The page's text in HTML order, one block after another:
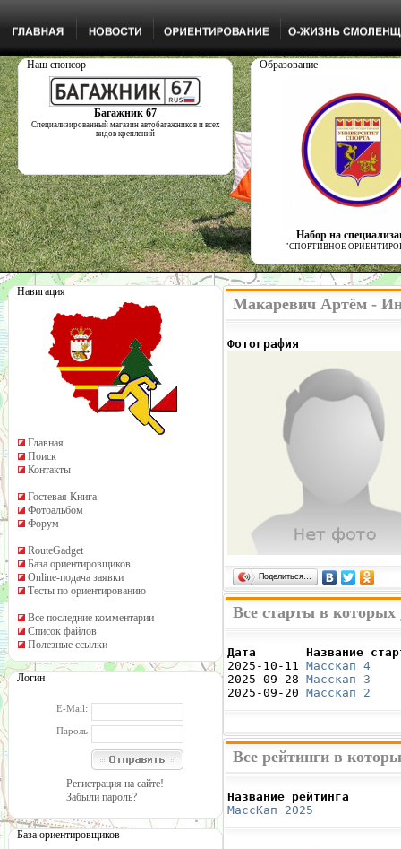
Наш спонсор
Багажник 67
Специализированный магазин автобагажников и всех
видов креплений
Образование
Набор на
"СПОРТИВНОЕ
Навигация
Главная
Поиск
Контакты
Гостевая Книга
Фотоальбом
Форум
RouteGadget
База ориентировщиков
Online-подача заявки
Тесты по ориентированию
Все последние комментарии
Список файлов
Полезные ссылки
Логин
E-Mail:
Пароль
Регистрация на сайте!
Забыли пароль?
База ориентировщиков
Макаревич Артём -
Фотография
Поделиться…
Все старты в
Дата       Название
2025-10-11 Масскап 4
2025-09-28 Масскап 3
2025-09-20 Масскап 2
Все рейтинги в
Название рейтинга
МассКап 2025